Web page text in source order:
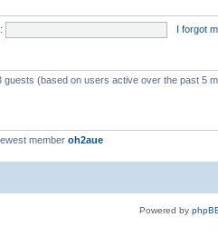
I forgot
guests (based on users active over the past 5
member oh2aue
Powered by